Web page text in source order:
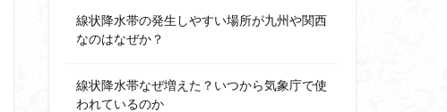
線状降水帯の発生しやすい場所が九州や関西
なのはなぜか？
線状降水帯なぜ増えた？いつから気象庁で使
われているのか